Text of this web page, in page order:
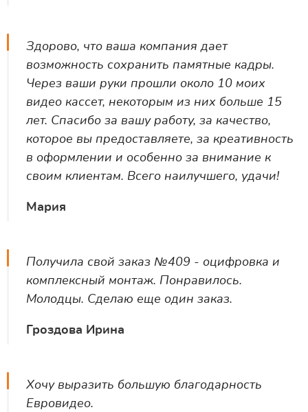
Здорово, что ваша компания дает
возможность сохранить памятные кадры.
Через ваши руки прошли около 10 моих
видео кассет, некоторым из них больше 15
лет. Спасибо за вашу работу, за качество,
которое вы предоставляете, за креативность
в оформлении и особенно за внимание к
своим клиентам. Всего наилучшего, удачи!
Мария
Получила свой заказ №409 - оцифровка и
комплексный монтаж. Понравилось.
Молодцы. Сделаю еще один заказ.
Гроздова Ирина
Хочу выразить большую благодарность
Евровидео.